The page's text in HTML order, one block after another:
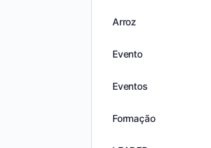
Arroz
Evento
Eventos
Formação